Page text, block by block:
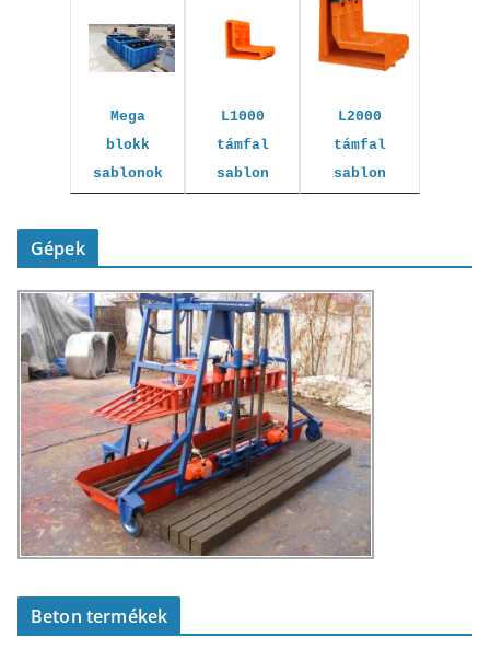
Mega
blokk
sablonok
L1000
támfal
sablon
L2000
támfal
sablon
Gépek
Beton termékek